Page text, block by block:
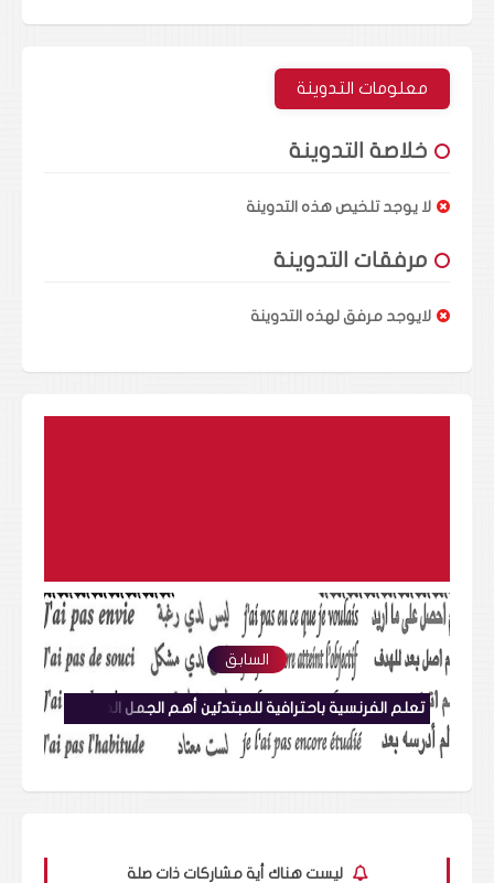
معلومات التدوينة
خلاصة التدوينة
لا يوجد تلخيص هذه التدوينة
مرفقات التدوينة
لايوجد مرفق لهذه التدوينة
السابق
ليست هناك أية مشاركات ذات صلة